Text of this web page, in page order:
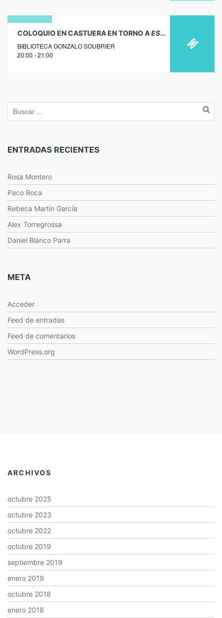
19
noviembre
2019
COLOQUIO EN CASTUERA EN TORNO AESCRITO POR MUJERES
BIBLIOTECA GONZALO SOUBRIER
20:00 - 21:00
ENTRADAS RECIENTES
Rosa Montero
Paco Roca
Rebeca Martín García
Alex Torregrossa
Daniel Blanco Parra
META
Acceder
Feed de entradas
Feed de comentarios
WordPress.org
ARCHIVOS
octubre 2025
octubre 2023
octubre 2022
octubre 2019
septiembre 2019
enero 2019
octubre 2018
enero 2018